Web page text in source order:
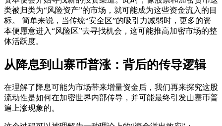
类被归类为“风险资产”的市场，就可能成为这些资金流入的目
标。 简单来说，当传统“安全区”的吸引力减弱时，更多的资
本便愿意进入“风险区”去寻找机会，这可能推高加密市场的整
体活跃度。
从降息到山寨币普涨：背后的传导逻辑
在理解了降息可能为市场带来增量资金后，我们再来探究这股
流动性是如何在加密世界内部传导，并可能最终引发山寨币普
遍上涨现象的。